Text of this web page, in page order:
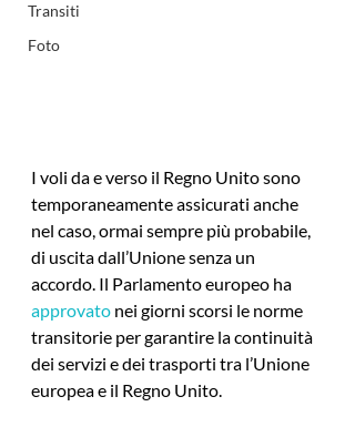
Transiti
Foto
I voli da e verso il Regno Unito sono
temporaneamente assicurati anche
nel caso, ormai sempre più probabile,
di uscita dall’Unione senza un
accordo. Il Parlamento europeo ha
approvato nei giorni scorsi le norme
transitorie per garantire la continuità
dei servizi e dei trasporti tra l’Unione
europea e il Regno Unito.